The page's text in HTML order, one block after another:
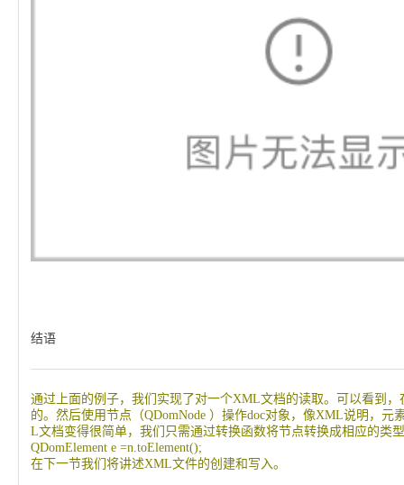
结语
通过上面的例子，我们实现了对一个XML文档的读取。可以看到
的。然后使用节点（QDomNode ）操作doc对象，像XML说明，
L文档变得很简单，我们只需通过转换函数将节点转换成相应的类
QDomElement e =n.toElement();
在下一节我们将讲述XML文件的创建和写入。